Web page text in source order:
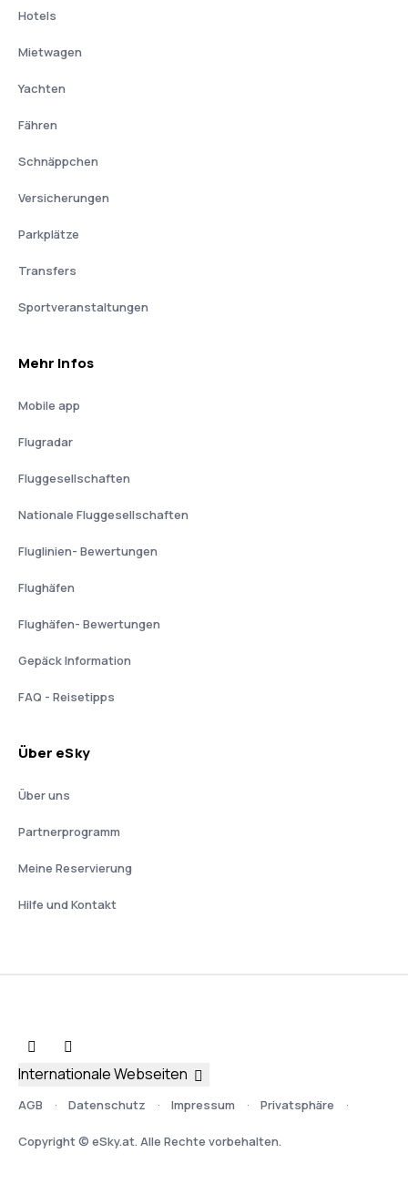
Hotels
Mietwagen
Yachten
Fähren
Schnäppchen
Versicherungen
Parkplätze
Transfers
Sportveranstaltungen
Mehr Infos
Mobile app
Flugradar
Fluggesellschaften
Nationale Fluggesellschaften
Fluglinien- Bewertungen
Flughäfen
Flughäfen- Bewertungen
Gepäck Information
FAQ - Reisetipps
Über eSky
Über uns
Partnerprogramm
Meine Reservierung
Hilfe und Kontakt
AGB Datenschutz Impressum Privatsphäre
Copyright © eSky.at. Alle Rechte vorbehalten.
Internationale Webseiten